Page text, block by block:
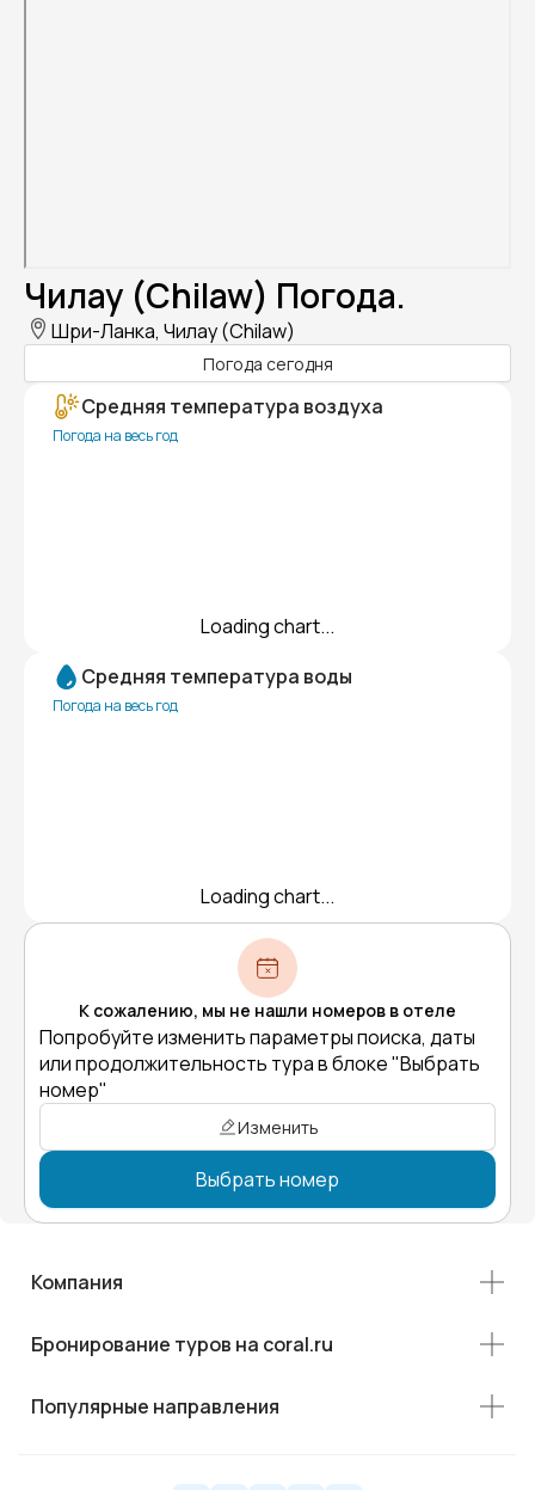
Чилау (Chilaw) Погода.
Шри-Ланка, Чилау (Chilaw)
Погода сегодня
Средняя температура воздуха
Погода на весь год
Loading chart...
Средняя температура воды
Погода на весь год
Loading chart...
К сожалению, мы не нашли номеров в отеле
Попробуйте изменить параметры поиска, даты
или продолжительность тура в блоке "Выбрать
номер"
Изменить
Выбрать номер
Компания
Бронирование туров на coral.ru
Популярные направления